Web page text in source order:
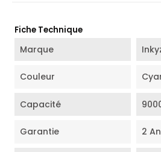
Fiche Technique
Marque
Couleur
Capacité
Garantie 2